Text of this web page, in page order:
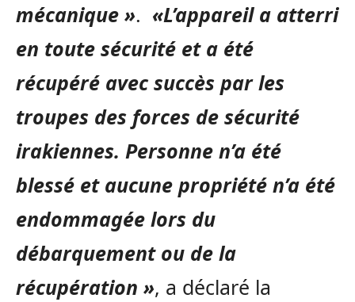
mécanique ». «L’appareil a atterri
en toute sécurité et a été
récupéré avec succès par les
troupes des forces de sécurité
irakiennes. Personne n’a été
blessé et aucune propriété n’a été
endommagée lors du
débarquement ou de la
récupération », a déclaré la